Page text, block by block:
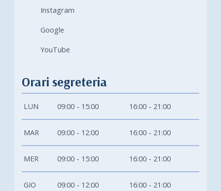
Instagram
Google
YouTube
Orari segreteria
LUN 09:00 - 15:00 16:00 - 21:00
MAR 09:00 - 12:00 16:00 - 21:00
MER 09:00 - 15:00 16:00 - 21:00
GIO 09:00 - 12:00 16:00 - 21:00